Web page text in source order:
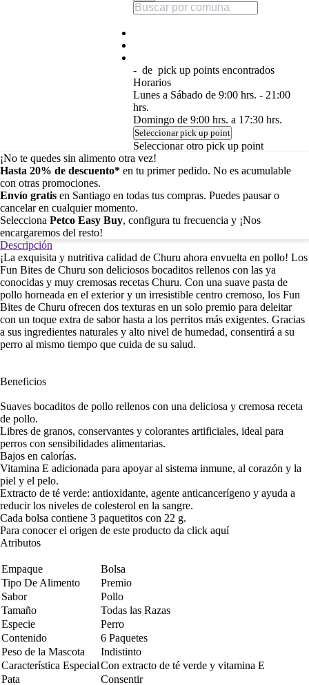
- de pick up points encontrados
Horarios
Lunes a Sábado de 9:00 hrs. - 21:00
hrs.
Domingo de 9:00 hrs. a 17:30 hrs.
Seleccionar pick up point
Seleccionar otro pick up point
¡No te quedes sin alimento otra vez!
Hasta 20% de descuento* en tu primer pedido. No es acumulable
con otras promociones.
Envío gratis en Santiago en todas tus compras. Puedes pausar o
cancelar en cualquier momento.
Selecciona Petco Easy Buy, configura tu frecuencia y ¡Nos
encargaremos del resto!
Descripción
¡La exquisita y nutritiva calidad de Churu ahora envuelta en pollo! Los
Fun Bites de Churu son deliciosos bocaditos rellenos con las ya
conocidas y muy cremosas recetas Churu. Con una suave pasta de
pollo horneada en el exterior y un irresistible centro cremoso, los Fun
Bites de Churu ofrecen dos texturas en un solo premio para deleitar
con un toque extra de sabor hasta a los perritos más exigentes. Gracias
a sus ingredientes naturales y alto nivel de humedad, consentirá a su
perro al mismo tiempo que cuida de su salud.
Beneficios
Suaves bocaditos de pollo rellenos con una deliciosa y cremosa receta
de pollo.
Libres de granos, conservantes y colorantes artificiales, ideal para
perros con sensibilidades alimentarias.
Bajos en calorías.
Vitamina E adicionada para apoyar al sistema inmune, al corazón y la
piel y el pelo.
Extracto de té verde: antioxidante, agente anticancerígeno y ayuda a
reducir los niveles de colesterol en la sangre.
Cada bolsa contiene 3 paquetitos con 22 g.
Para conocer el origen de este producto da click aquí
Atributos
Empaque
Bolsa
Tipo De Alimento
Premio
Sabor
Pollo
Tamaño
Todas las Razas
Especie
Perro
Contenido
6 Paquetes
Peso de la Mascota
Indistinto
Característica EspecialCon extracto de té verde y vitamina E
Pata
Consentir